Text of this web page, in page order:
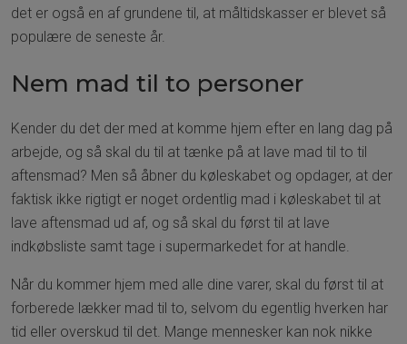
det er også en af grundene til, at måltidskasser er blevet så
populære de seneste år.
Nem mad til to personer
Kender du det der med at komme hjem efter en lang dag på
arbejde, og så skal du til at tænke på at lave mad til to til
aftensmad? Men så åbner du køleskabet og opdager, at der
faktisk ikke rigtigt er noget ordentlig mad i køleskabet til at
lave aftensmad ud af, og så skal du først til at lave
indkøbsliste samt tage i supermarkedet for at handle.
Når du kommer hjem med alle dine varer, skal du først til at
forberede lækker mad til to, selvom du egentlig hverken har
tid eller overskud til det. Mange mennesker kan nok nikke